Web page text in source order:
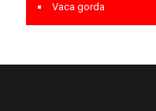
Vaca gorda